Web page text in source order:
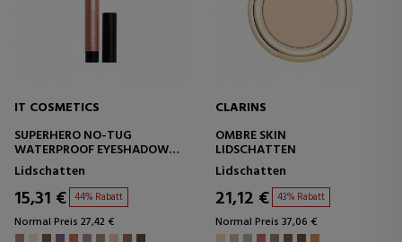
IT COSMETICS
SUPERHERO NO-TUG
WATERPROOF EYESHADOW
STICK
Lidschatten
15,31 € 44% Rabatt
Normal Preis 27,42 €
CLARINS
OMBRE SKIN
LIDSCHATTEN
Lidschatten
21,12 € 43% Rabatt
Normal Preis 37,06 €